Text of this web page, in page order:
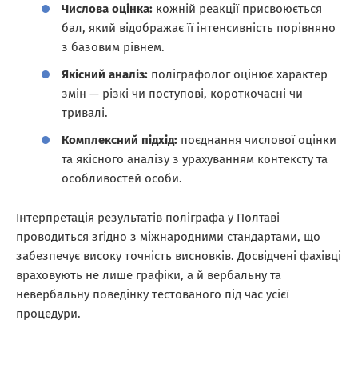
Числова оцінка: кожній реакції присвоюється
бал, який відображає її інтенсивність порівняно
з базовим рівнем.
Якісний аналіз: поліграфолог оцінює характер
змін — різкі чи поступові, короткочасні чи
тривалі.
Комплексний підхід: поєднання числової оцінки
та якісного аналізу з урахуванням контексту та
особливостей особи.
Інтерпретація результатів поліграфа у Полтаві
проводиться згідно з міжнародними стандартами, що
забезпечує високу точність висновків. Досвідчені фахівці
враховують не лише графіки, а й вербальну та
невербальну поведінку тестованого під час усієї
процедури.